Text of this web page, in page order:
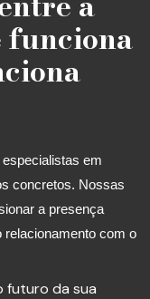
funciona
em
concretos. Nossas
a presença
relacionamento com o
futuro da sua